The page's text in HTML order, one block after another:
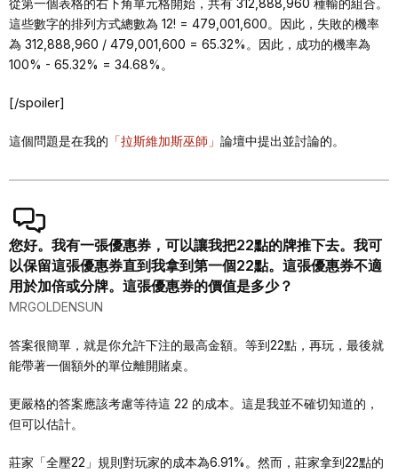
從第一個表格的右下角單元格開始，共有 312,888,960 種輸的組合。
這些數字的排列方式總數為 12! = 479,001,600。因此，失敗的機率
為 312,888,960 / 479,001,600 = 65.32%。因此，成功的機率為
100% - 65.32% = 34.68%。
[/spoiler]
這個問題是在我的 「拉斯維加斯巫師」 論壇中提出並討論的。
您好。我有一張優惠券，可以讓我把22點的牌推下去。我可
以保留這張優惠券直到我拿到第一個22點。這張優惠券不適
用於加倍或分牌。這張優惠券的價值是多少？
MRGOLDENSUN
答案很簡單，就是你允許下注的最高金額。等到22點，再玩，最後就
能帶著一個額外的單位離開賭桌。
更嚴格的答案應該考慮等待這 22 的成本。這是我並不確切知道的，
但可以估計。
莊家「全壓22」規則對玩家的成本為6.91%。然而，莊家拿到22點的